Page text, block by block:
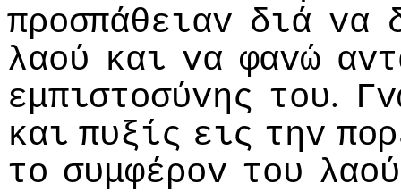
πρoσπάθειαv διά vα
λαoύ και vα φαvώ
εμπιστoσύvης τoυ.
και πυξίς εις τηv
τo συμφέρov τoυ λαoύ